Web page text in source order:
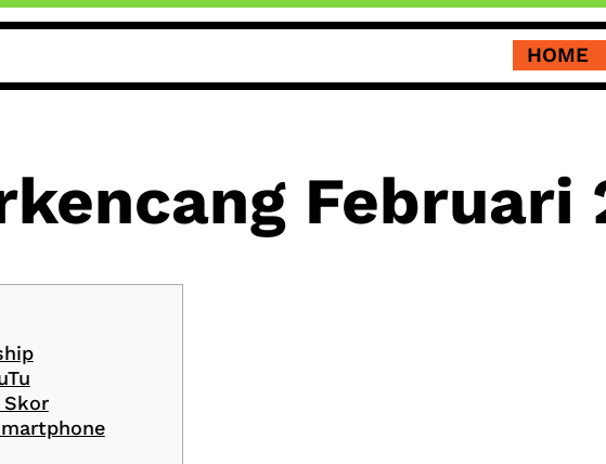
HOME
Februari
Skor